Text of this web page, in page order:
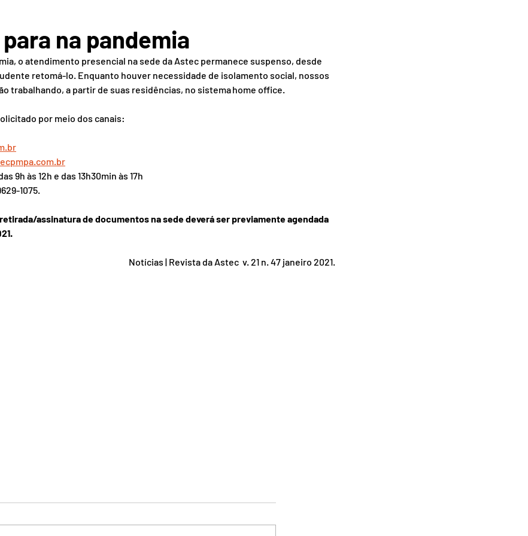
na pandemia
o atendimento presencial na sede da Astec permanece suspenso, desde
retomá-lo. Enquanto houver necessidade de isolamento social, nossos
trabalhando, a partir de suas residências, no sistema home office.
por meio dos canais:
9h às 12h e das 13h30min às 17h
1075.
assinatura de documentos na sede deverá ser previamente agendada
Notícias | Revista da Astec  v. 21 n. 47 janeiro 2021.